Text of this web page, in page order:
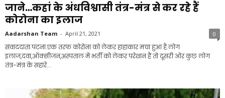
जाने…कहां के अंधविश्वासी तंत्र-मंत्र से कर रहे हैं
कोरोना का इलाज
Aadarshan Team - April 21, 2021 0
संवाददाता.पटना.एक तरफ कोरोना को लेकर हाहाकार मचा हुआ है.लोग
इलाज,दवा,ऑक्सीजन,अस्पताल में भर्ती को लेकर परेशान हैं तो दूसरी ओर कुछ लोग
तंत्र-मंत्र के सहारे...